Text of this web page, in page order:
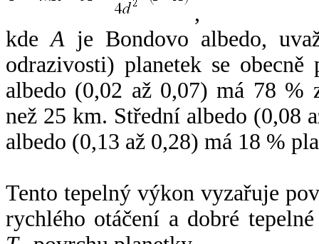
,
kdeA je Bondovo albedo,
odrazivosti) planetek se
albedo (0,02 až 0,07) má 78 %
než 25 km. Střední albedo (0,08
albedo (0,13 až 0,28) má 18 %
Tento tepelný výkon vyzařuje
rychlého otáčení a dobré